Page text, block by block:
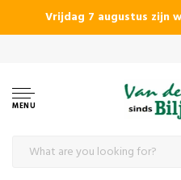
Vrijdag 7 augustus zijn
MENU